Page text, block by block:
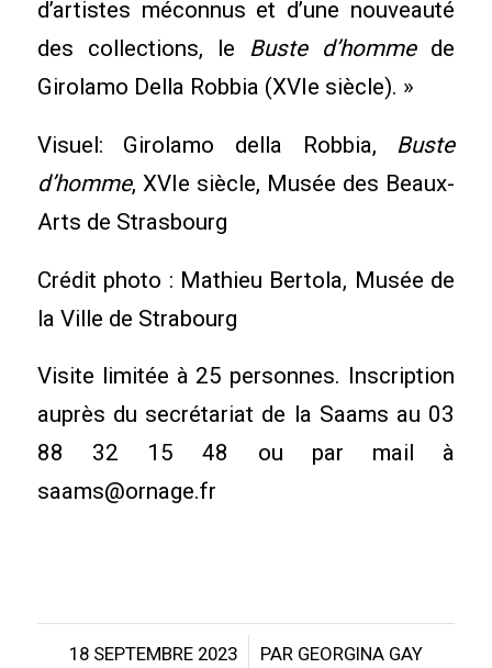
d’artistes méconnus et d’une nouveauté
des collections, le Buste d’hommede
Girolamo Della Robbia (XVIe siècle). »
Visuel: Girolamo della Robbia, Buste
d’homme, XVIe siècle, Musée des Beaux-
Arts de Strasbourg
Crédit photo : Mathieu Bertola, Musée de
la Ville de Strabourg
Visite limitée à 25 personnes. Inscription
auprès du secrétariat de la Saams au 03
88 32 15 48 ou par mail à
saams@ornage.fr
18 SEPTEMBRE 2023
/ PAR GEORGINA GAY